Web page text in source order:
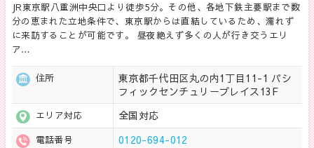
JR東京駅八重洲中央口より徒歩5分。その他、各地下鉄主要駅まで数
分の恵まれた立地条件で、東京駅からは直結しているため、濡れず
に来訪することが可能です。 昼夜絶えず多くの人が行き交うエリ
ア…
住所
東京都千代田区丸の内1丁目11-1 パシ
フィックセンチュリープレイス13F
エリア対応 全国対応
電話番号 0120-694-012